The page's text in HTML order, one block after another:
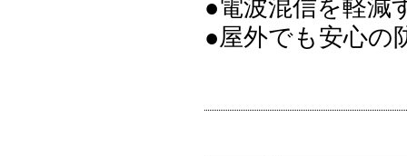
●屋外でも安心の